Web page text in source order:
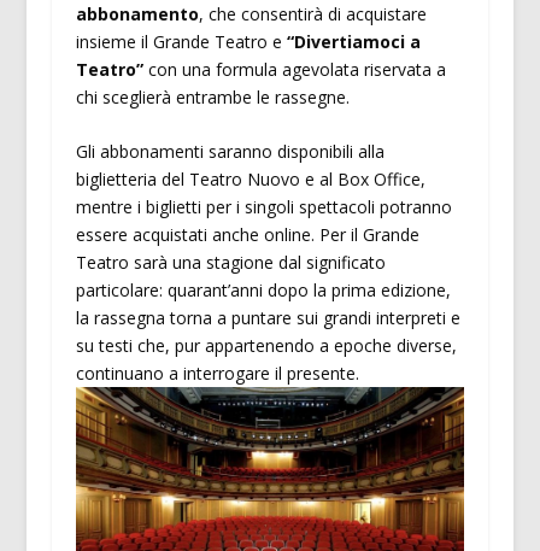
abbonamento, che consentirà di acquistare
insieme il Grande Teatro e “Divertiamoci a
Teatro”con una formula agevolata riservata a
chi sceglierà entrambe le rassegne.
Gli abbonamenti saranno disponibili alla
biglietteria del Teatro Nuovo e al Box Office,
mentre i biglietti per i singoli spettacoli potranno
essere acquistati anche online. Per il Grande
Teatro sarà una stagione dal significato
particolare: quarant’anni dopo la prima edizione,
la rassegna torna a puntare sui grandi interpreti e
su testi che, pur appartenendo a epoche diverse,
continuano a interrogare il presente.